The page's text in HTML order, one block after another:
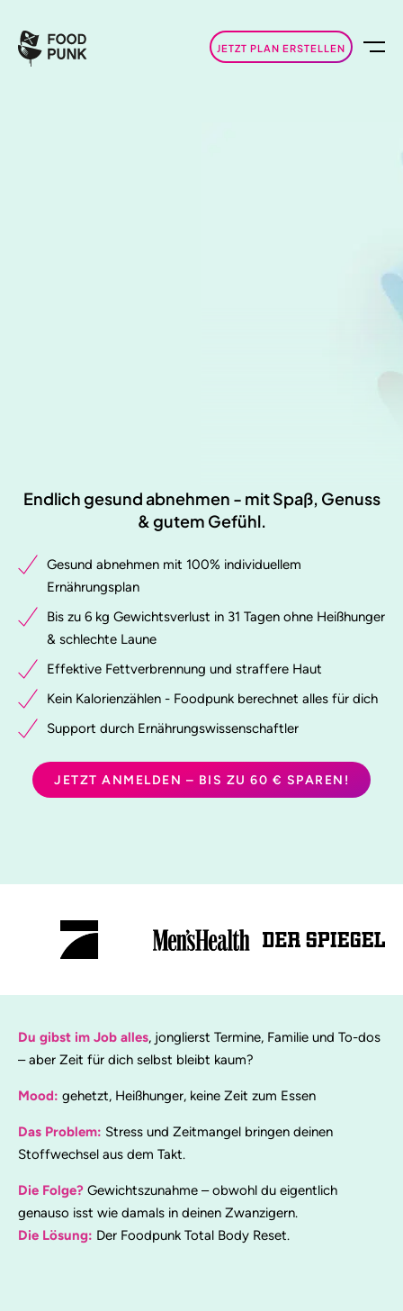
JETZT PLAN ERSTELLEN
Endlich gesund abnehmen - mit Spaß, Genuss
& gutem Gefühl.
Gesund abnehmen mit 100% individuellem
Ernährungsplan
Bis zu 6 kg Gewichtsverlust in 31 Tagen ohne Heißhunger
& schlechte Laune
Effektive Fettverbrennung und straffere Haut
Kein Kalorienzählen - Foodpunk berechnet alles für dich
Support durch Ernährungswissenschaftler
JETZT ANMELDEN – BIS ZU 60 € SPAREN!
Du gibst im Job alles, jonglierst Termine, Familie und To-dos
– aber Zeit für dich selbst bleibt kaum?
Mood: gehetzt, Heißhunger, keine Zeit zum Essen
Das Problem: Stress und Zeitmangel bringen deinen
Stoffwechsel aus dem Takt.
Die Folge? Gewichtszunahme – obwohl du eigentlich
genauso isst wie damals in deinen Zwanzigern.
Die Lösung: Der Foodpunk Total Body Reset.